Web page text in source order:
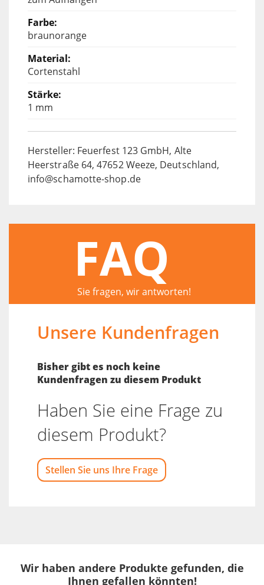
braunorange
Cortenstahl
1 mm
Hersteller: Feuerfest 123 GmbH, Alte
Heerstraße 64, 47652 Weeze, Deutschland,
info@schamotte-shop.de
FAQ
Sie fragen, wir antworten!
Unsere Kundenfragen
Bisher gibt es noch keine
Kundenfragen zu diesem Produkt
Haben Sie eine Frage zu
diesem Produkt?
Stellen Sie uns Ihre Frage
Wir haben andere Produkte gefunden, die
Ihnen gefallen könnten!